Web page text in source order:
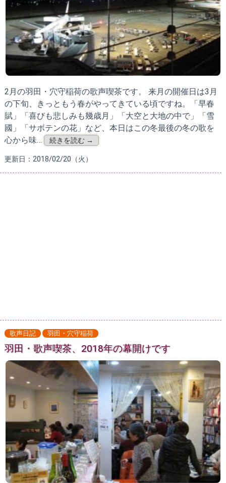
2月の羽田・穴守稲荷の歌声喫茶です。 来月の開催日は3月
の下旬、きっともう春がやってきている頃ですね。「早春
賦」「喜びも悲しみも幾歳月」「大空と大地の中で」「雪
國」「サボテンの花」など、本日はこの冬最後の冬の歌を
心から味…
続きを読む →
更新日：2018/02/20（火）
歌声日記 羽田・穴守稲荷
羽田・歌声喫茶、2018年の幕開けです